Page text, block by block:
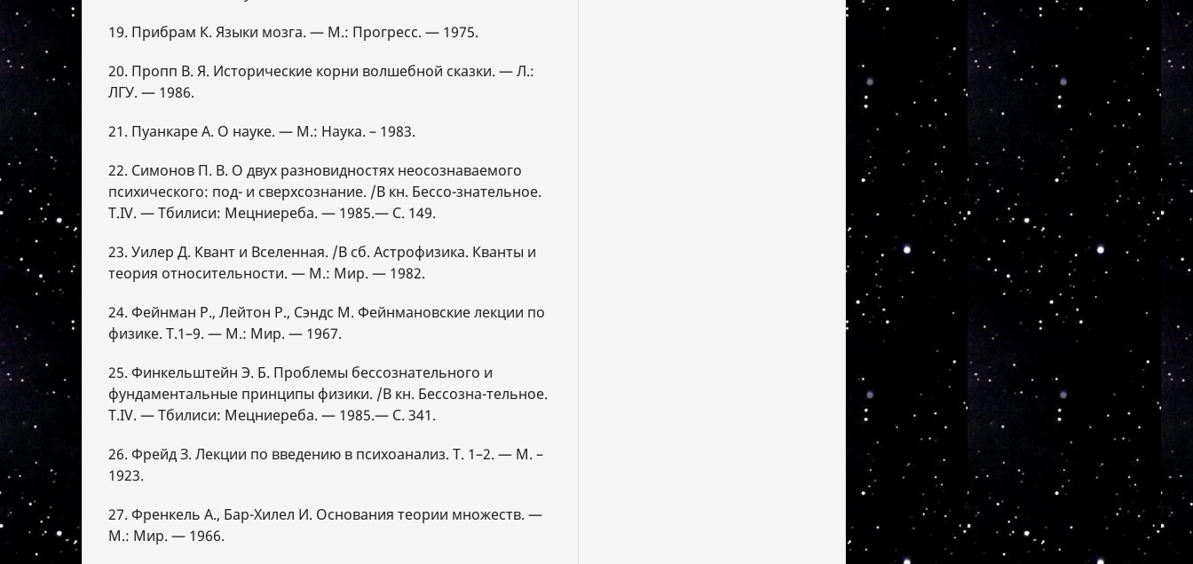
19. Прибрам К. Языки мозга. — М.: Прогресс. — 1975.
20. Пропп В. Я. Исторические корни волшебной сказки. — Л.:
ЛГУ. — 1986.
21. Пуанкаре А. О науке. — М.: Наука. – 1983.
22. Симонов П. В. О двух разновидностях неосознаваемого
психического: под- и сверхсознание. /В кн. Бессо-знательное.
Т.IV. — Тбилиси: Мецниереба. — 1985.— С. 149.
23. Уилер Д. Квант и Вселенная. /В сб. Астрофизика. Кванты и
теория относительности. — М.: Мир. — 1982.
24. Фейнман Р., Лейтон Р., Сэндс М. Фейнмановские лекции по
физике. Т.1–9. — М.: Мир. — 1967.
25. Финкельштейн Э. Б. Проблемы бессознательного и
фундаментальные принципы физики. /В кн. Бессозна-тельное.
Т.IV. — Тбилиси: Мецниереба. — 1985.— С. 341.
26. Фрейд З. Лекции по введению в психоанализ. Т. 1–2. — М. –
1923.
27. Френкель А., Бар-Хилел И. Основания теории множеств. —
М.: Мир. — 1966.